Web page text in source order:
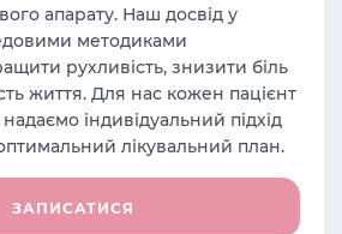
апарату. Наш досвід у
методиками
рухливість, знизити біль
життя. Для нас кожен пацієнт
індивідуальний підхід
лікувальний план.
ЗАПИСАТИСЯ